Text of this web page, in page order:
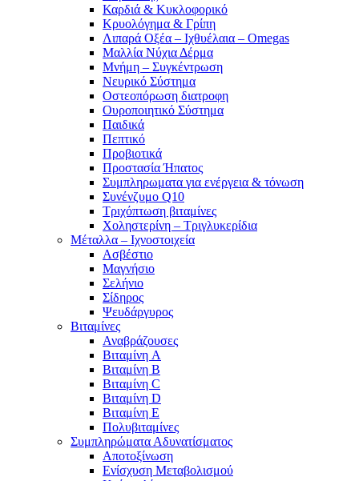
Καρδιά & Κυκλοφορικό
Κρυολόγημα & Γρίπη
Λιπαρά Οξέα – Ιχθυέλαια – Omegas
Μαλλία Νύχια Δέρμα
Μνήμη – Συγκέντρωση
Νευρικό Σύστημα
Οστεοπόρωση διατροφη
Ουροποιητικό Σύστημα
Παιδικά
Πεπτικό
Προβιοτικά
Προστασία Ήπατος
Συμπληρωματα για ενέργεια & τόνωση
Συνένζυμο Q10
Τριχόπτωση βιταμίνες
Χοληστερίνη – Τριγλυκερίδια
Μέταλλα – Ιχνοστοιχεία
Ασβέστιο
Μαγνήσιο
Σελήνιο
Σίδηρος
Ψευδάργυρος
Βιταμίνες
Αναβράζουσες
Βιταμίνη A
Βιταμίνη B
Βιταμίνη C
Βιταμίνη D
Βιταμίνη E
Πολυβιταμίνες
Συμπληρώματα Αδυνατίσματος
Αποτοξίνωση
Ενίσχυση Μεταβολισμού